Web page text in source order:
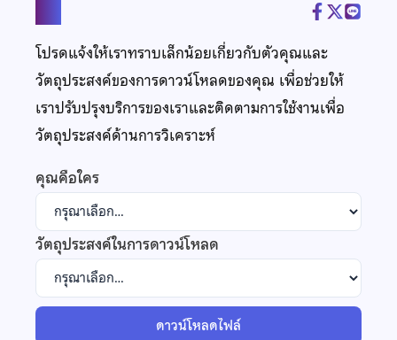
โปรดแจ้งให้เราทราบเล็กน้อยเกี่ยวกับตัวคุณและ
วัตถุประสงค์ของการดาวน์โหลดของคุณ เพื่อช่วยให้
เราปรับปรุงบริการของเราและติดตามการใช้งานเพื่อ
วัตถุประสงค์ด้านการวิเคราะห์
คุณคือใคร
วัตถุประสงค์ในการดาวน์โหลด
ดาวน์โหลดไฟล์